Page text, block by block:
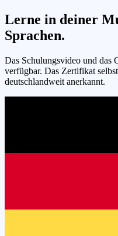
Lerne in deiner
Sprachen.
Das Schulungsvideo und das
verfügbar. Das Zertifikat
deutschlandweit anerkannt.